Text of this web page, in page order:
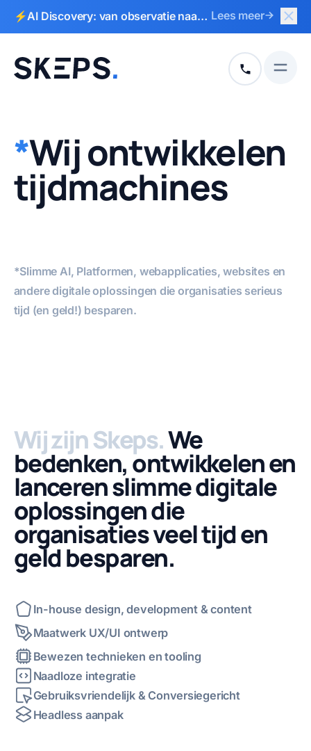
Naar hoofdinhoud
Naar voettekst
⚡AI Discovery: van observatie naar
Lees meer
+31 513 792
Open
*Wijontwikkelen
tijdmachines
*Slimme AI, Platformen, webapplicaties,websites en
andere digitale oplossingen die organisaties serieus
tijd (en geld!) besparen.
Wij zijn Skeps.We
bedenken, ontwikkelen en
lanceren slimme digitale
oplossingen die
organisaties veel tijd en
geld besparen.
In-house design, development & content
Maatwerk UX/UI ontwerp
Bewezen technieken en tooling
Naadloze integratie
Gebruiksvriendelijk & Conversiegericht
Headless aanpak